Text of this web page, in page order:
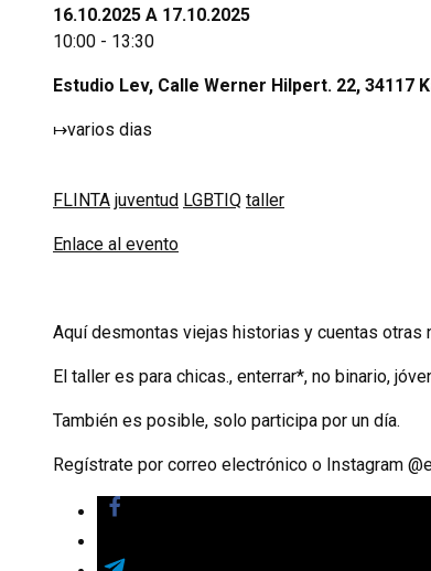
16.10.2025 A 17.10.2025
10:00 - 13:30
Estudio Lev, Calle Werner Hilpert. 22, 34117
↦varios dias
FLINTA juventud LGBTIQ taller
Enlace al evento
Aquí desmontas viejas historias y cuentas otras
El taller es para chicas., enterrar*, no binario,
También es posible, solo participa por un día.
Regístrate por correo electrónico o Instagram